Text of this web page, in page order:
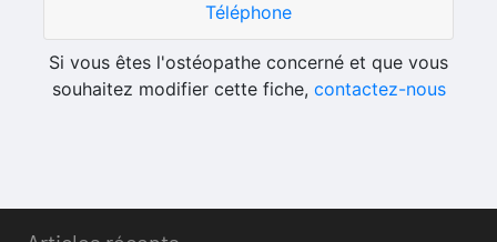
Téléphone
Si vous êtes l'ostéopathe concerné et que vous
souhaitez modifier cette fiche, contactez-nous